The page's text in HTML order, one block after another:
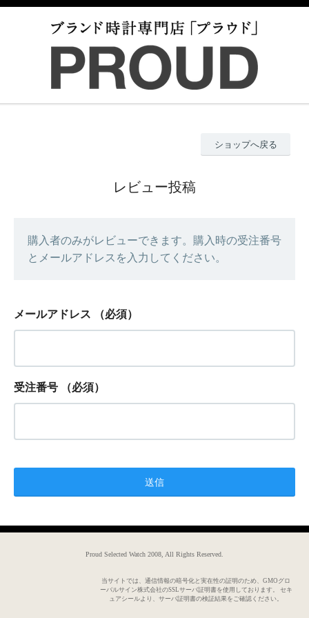
ショップへ戻る
レビュー投稿
購入者のみがレビューできます。購入時の受注番号
とメールアドレスを入力してください。
メールアドレス （必須）
受注番号 （必須）
Proud Selected Watch 2008, All Rights Reserved.
当サイトでは、通信情報の暗号化と実在性の証明のため、GMOグロ
ーバルサイン株式会社のSSLサーバ証明書を使用しております。 セキ
ュアシールより、サーバ証明書の検証結果をご確認ください。